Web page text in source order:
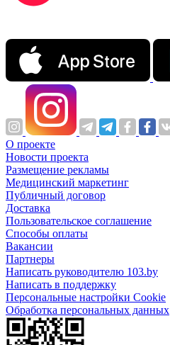
О проекте
Новости проекта
Размещение рекламы
Медицинский маркетинг
Публичный договор
Доставка
Пользовательское соглашение
Способы оплаты
Вакансии
Партнеры
Написать руководителю 103.by
Написать в поддержку
Персональные настройки Cookie
Обработка персональных данных